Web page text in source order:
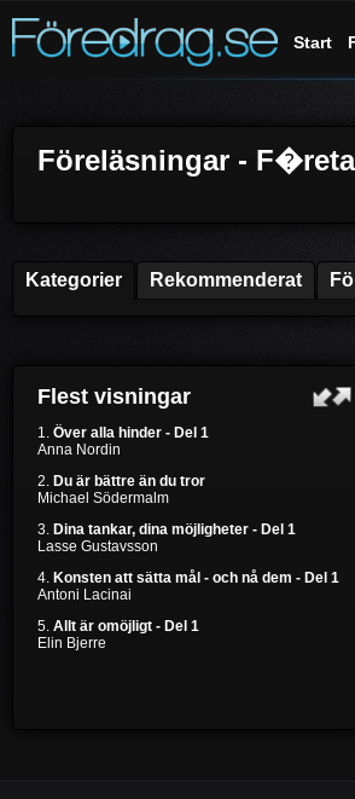
Start
Föreläsningar -
Kategorier Rekommenderat
Flest visningar
1. Över alla hinder - Del 1
Anna Nordin
2. Du är bättre än du tror
Michael Södermalm
3. Dina tankar, dina möjligheter - Del 1
Lasse Gustavsson
4. Konsten att sätta mål - och nå dem - Del 1
Antoni Lacinai
5. Allt är omöjligt - Del 1
Elin Bjerre